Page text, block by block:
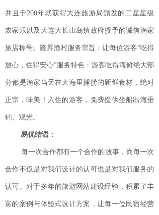
并且于200年就获得大连旅游局颁发的二星星级
农家乐以及大连大长山岛镇政府授予的诚信渔家
旅店称号。隆昇渔村服务宗旨：让每位游客“吃得
放心，住得安心”服务特色：游客吃得海鲜绝大部
分都是渔家当天在大海里捕捞的新鲜食材，绝对
正宗，味美！入住的游客，免费提供坐船出海垂
钓、观光。
易优结语：
每一次合作都有一个合作的故事，而每一次
合作不仅是对我们设计的认可也是对我们服务的
认可。对于多年的旅游网站建设经验，积累了丰
富的案例与体验式设计方案，让每一位民宿经营